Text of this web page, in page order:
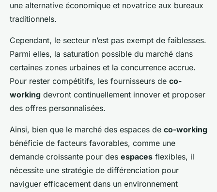
une alternative économique et novatrice aux bureaux
traditionnels.
Cependant, le secteur n’est pas exempt de faiblesses.
Parmi elles, la saturation possible du marché dans
certaines zones urbaines et la concurrence accrue.
Pour rester compétitifs, les fournisseurs de co-
working devront continuellement innover et proposer
des offres personnalisées.
Ainsi, bien que le marché des espaces de co-working
bénéficie de facteurs favorables, comme une
demande croissante pour des espaces flexibles, il
nécessite une stratégie de différenciation pour
naviguer efficacement dans un environnement